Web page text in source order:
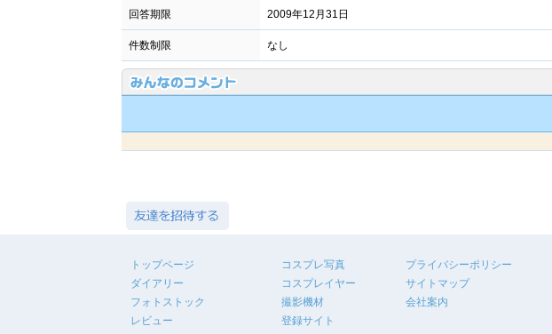
回答期限 2009年12月31日
件数制限 なし
トップページ
ダイアリー
フォトストック
レビュー
コスプレ写真
コスプレイヤー
撮影機材
登録サイト
プライバシーポリシー
サイトマップ
会社案内